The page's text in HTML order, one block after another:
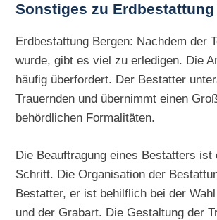
Sonstiges zu
Erdbestattung Bergen: Nachdem der
wurde, gibt es viel zu erledigen. Die
häufig überfordert. Der Bestatter
Trauernden und übernimmt einen
behördlichen Formalitäten.
Die Beauftragung eines Bestatters ist
Schritt. Die Organisation der
Bestatter, er ist behilflich bei der
und der Grabart. Die Gestaltung der